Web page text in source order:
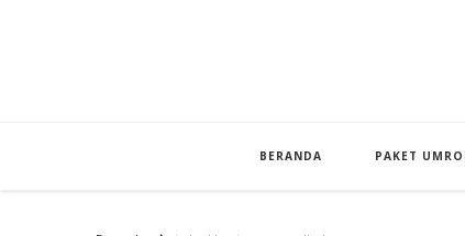
BERANDA PAKET